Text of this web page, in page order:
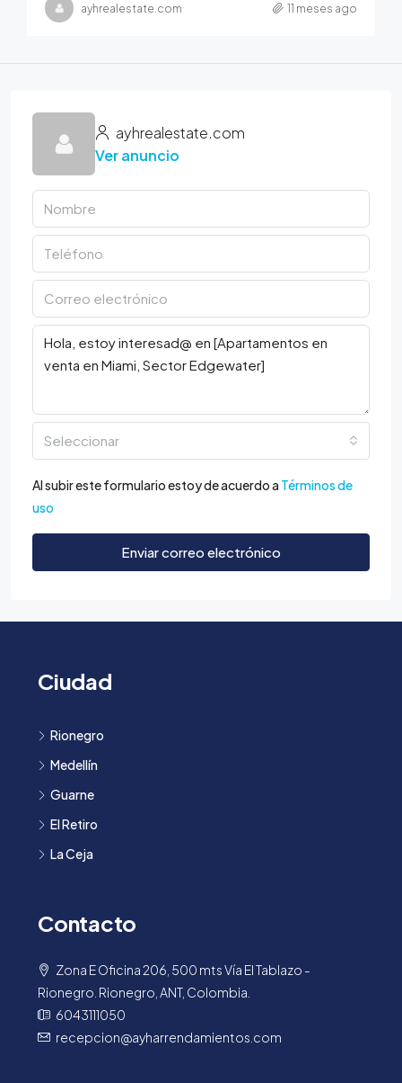
ayhrealestate.com 11 meses ago
ayhrealestate.com
Ver anuncio
Seleccionar
Al subir este formulario estoy de acuerdo a Términos de
uso
Enviar correo electrónico
Ciudad
Rionegro
Medellín
Guarne
El Retiro
La Ceja
Contacto
Zona E Oficina 206, 500 mts Vía El Tablazo -
Rionegro. Rionegro, ANT, Colombia.
6043111050
recepcion@ayharrendamientos.com